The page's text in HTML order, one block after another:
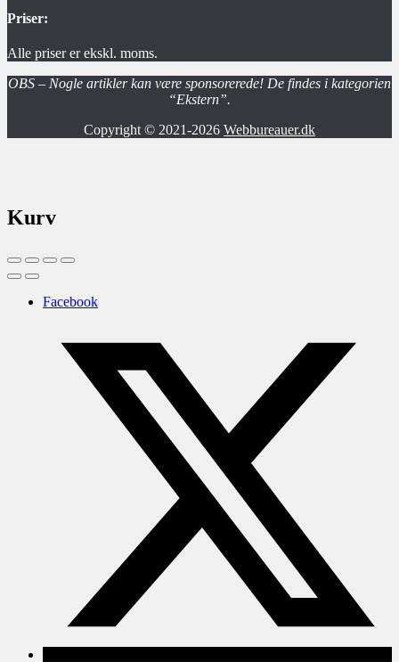
Priser:
Alle priser er ekskl. moms.
OBS – Nogle artikler kan være sponsorerede! De findes i kategorien
“Ekstern”.
Copyright © 2021-2026 Webbureauer.dk
Kurv
Facebook